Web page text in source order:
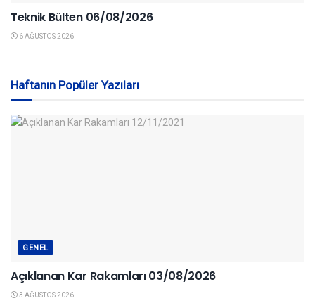
Teknik Bülten 06/08/2026
6 AĞUSTOS 2026
Haftanın Popüler Yazıları
GENEL
Açıklanan Kar Rakamları 03/08/2026
3 AĞUSTOS 2026